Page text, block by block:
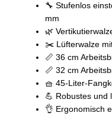
🔧 Stufenlos
mm
🌿
✂️ Lüfterwalze
📏 36 cm
📏 32 cm
🧺 45-Liter-
💪 Robustes und
👌 Ergonomisch